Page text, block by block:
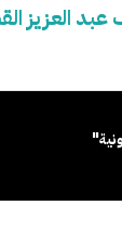
العزيز